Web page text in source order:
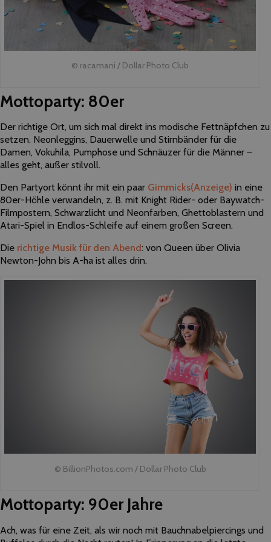
© racamani / Dollar Photo Club
Mottoparty: 80er
Der richtige Ort, um sich mal direkt ins modische Fettnäpfchen zu
setzen. Neonleggins, Dauerwelle und Stirnbänder für die
Damen, Vokuhila, Pumphose und Schnäuzer für die Männer –
alles geht, außer stilvoll.
Den Partyort könnt ihr mit ein paar Gimmicks(Anzeige) in eine
80er-Höhle verwandeln, z. B. mit Knight Rider- oder Baywatch-
Filmpostern, Schwarzlicht und Neonfarben, Ghettoblastern und
Atari-Spiel in Endlos-Schleife auf einem großen Screen.
Die richtige Musik für den Abend: von Queen über Olivia
Newton-John bis A-ha ist alles drin.
© BillionPhotos.com / Dollar Photo Club
Mottoparty: 90er Jahre
Ach, was für eine Zeit, als wir noch mit Bauchnabelpiercings und